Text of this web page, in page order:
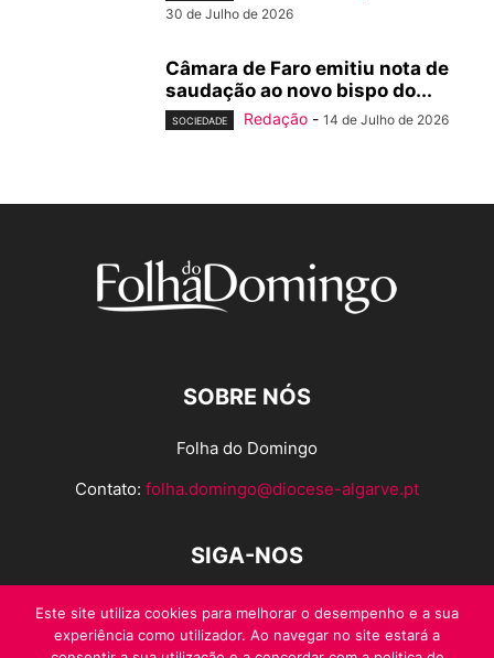
30 de Julho de 2026
Câmara de Faro emitiu nota de
saudação ao novo bispo do...
SOCIEDADE Redação - 14 de Julho de 2026
SOBRE NÓS
Folha do Domingo
Contato: folha.domingo@diocese-algarve.pt
SIGA-NOS
Este site utiliza cookies para melhorar o desempenho e a sua
experiência como utilizador. Ao navegar no site estará a